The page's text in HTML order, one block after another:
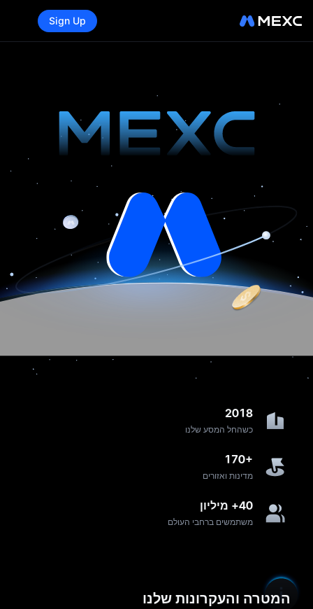
Sign Up
2018
כשהחל המסע שלנו
170+
מדינות ואזורים
40+ מיליון
משתמשים ברחבי העולם
המטרה והעקרונות שלנו